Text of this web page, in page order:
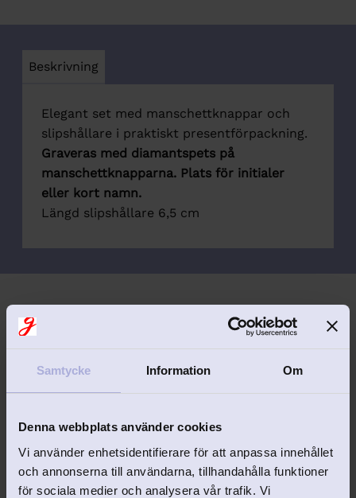
Samtycke Information Om
Denna webbplats använder cookies
Vi använder enhetsidentifierare för att anpassa innehållet
och annonserna till användarna, tillhandahålla funktioner
för sociala medier och analysera vår trafik. Vi
Beskrivning
Elegant set med manschettknappar och
slipshållare i praktiskt presentförpackning.
Graveras med diamantspets på
manschettknapparna. Plats för initialer
eller kort namn.
Längd slipshållare 6,5 cm
Relaterade produkter
Lägg till i favoriter